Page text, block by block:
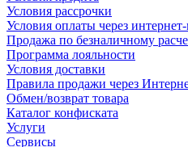
Условия рассрочки
Условия оплаты через
Продажа по безналичному
Программа лояльности
Условия доставки
Правила продажи через
Обмен/возврат товара
Каталог конфиската
Услуги
Сервисы